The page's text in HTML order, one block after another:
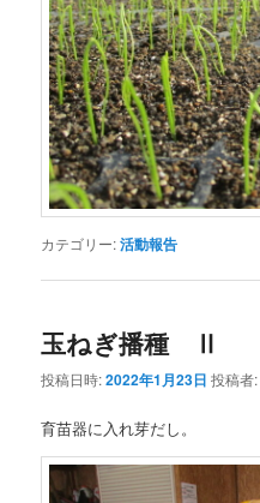
カテゴリー:活動報告
玉ねぎ播種 Ⅱ
投稿日時:2022年1月23日 投稿者:
育苗器に入れ芽だし。